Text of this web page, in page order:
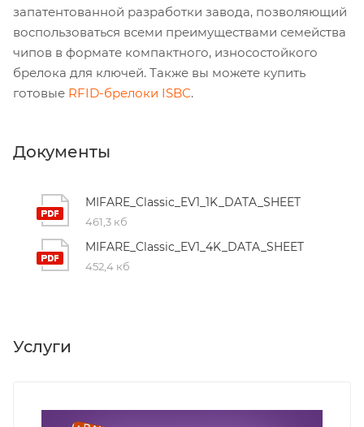
запатентованной разработки завода, позволяющий
воспользоваться всеми преимуществами семейства
чипов в формате компактного, износостойкого
брелока для ключей. Также вы можете купить
готовые RFID-брелоки ISBC.
Документы
MIFARE_Classic_EV1_1K_DATA_SHEET
461,3 кб
MIFARE_Classic_EV1_4K_DATA_SHEET
452,4 кб
Услуги